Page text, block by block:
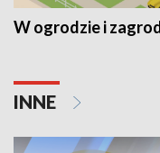
W ogrodzie i
INNE